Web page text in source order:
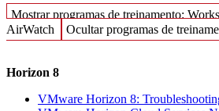
Mostrar programas de treinamento:
AirWatch
Ocultar programas de
Horizon 8
VMware Horizon 8: